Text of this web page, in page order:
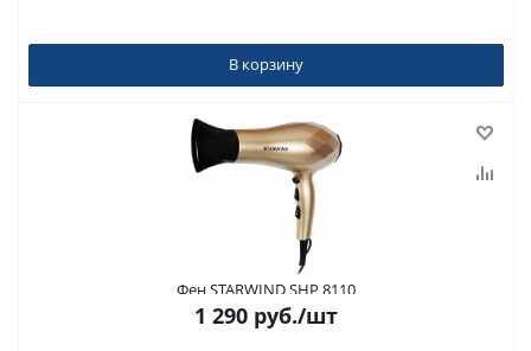
В корзину
Фен STARWIND SHP 8110
1 290 руб./шт